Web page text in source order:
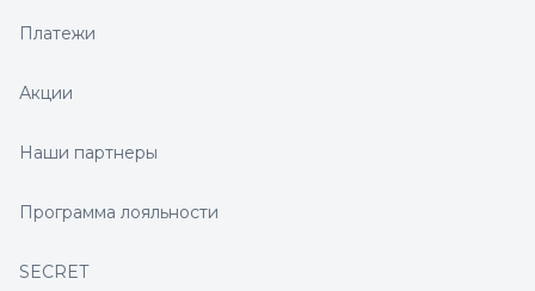
Платежи
Акции
Наши партнеры
Программа лояльности
SECRET